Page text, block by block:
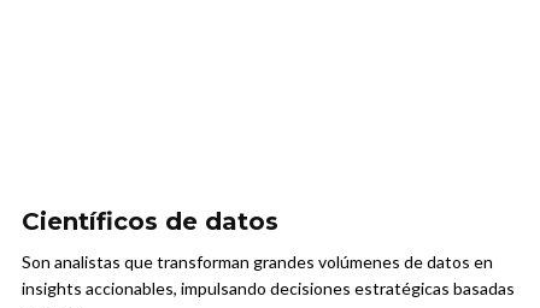
Científicos de datos
Son analistas que transforman grandes volúmenes de datos en
insights accionables, impulsando decisiones estratégicas basadas